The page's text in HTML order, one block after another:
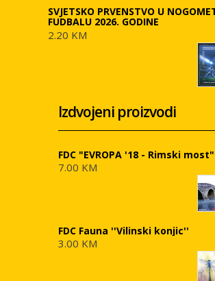
SVJETSKO PRVENSTVO U
FUDBALU 2026. GODINE
2.20 KM
Izdvojeni proizvodi
FDC "EVROPA '18 - Rimski most"
7.00 KM
FDC Fauna ''Vilinski konjic''
3.00 KM